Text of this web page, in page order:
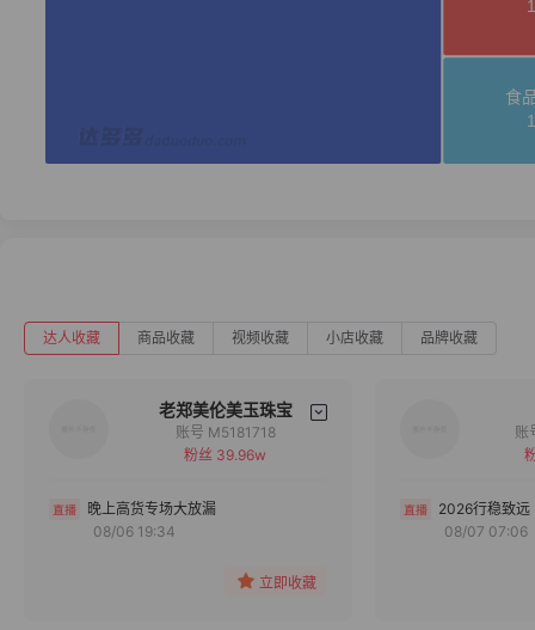
达人收藏 商品收藏 视频收藏 小店收藏 品牌收藏
老郑美伦美玉珠宝
备注
分组
账号 M5181718
粉丝 39.96w
晚上高货专场大放漏
08/06 19:34
立即收藏
2026行稳致远
08/07 07:06